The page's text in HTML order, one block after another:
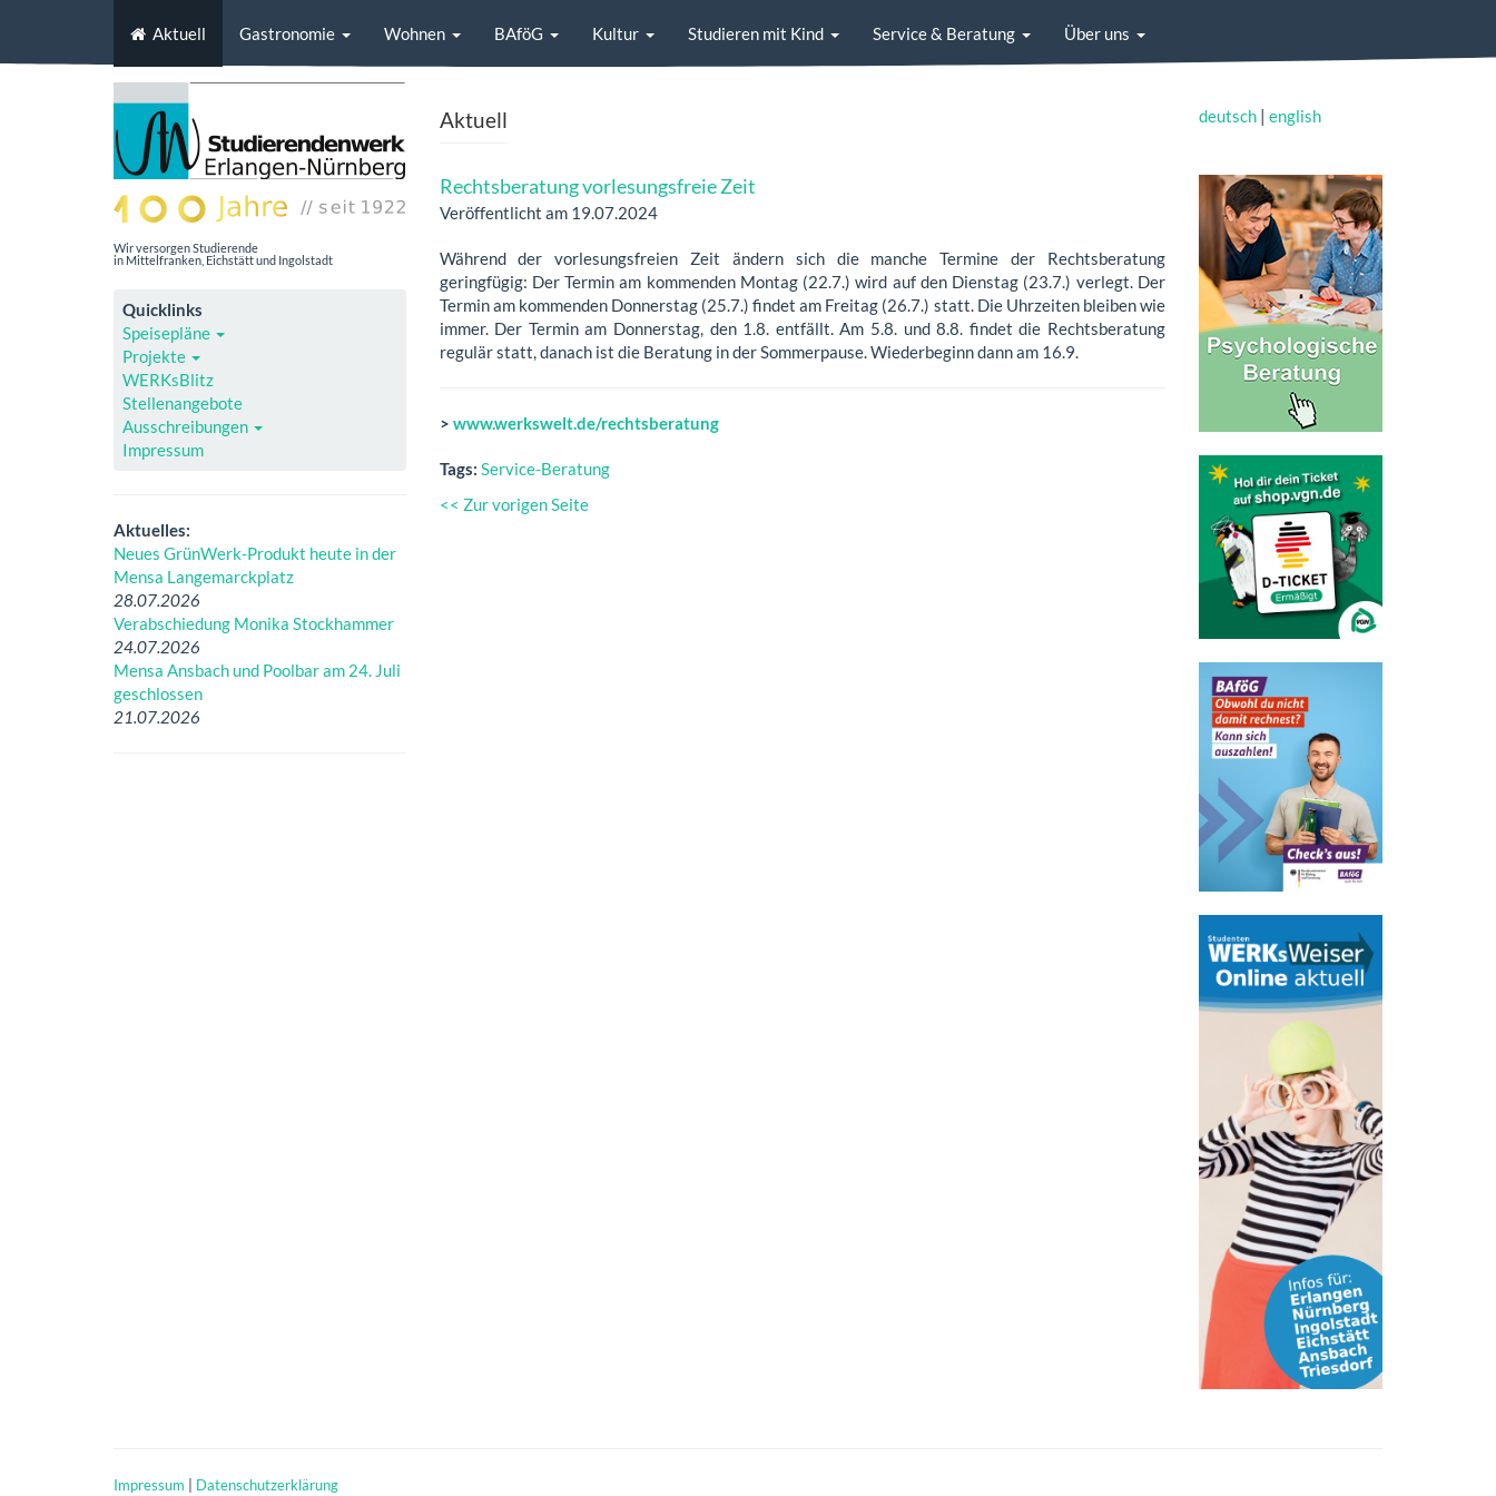
Aktuell Gastronomie Wohnen BAföG Kultur Studieren mit Kind Service & Beratung Über uns
Wir versorgen Studierende
in Mittelfranken, Eichstätt und Ingolstadt
Quicklinks
Speisepläne
Projekte
WERKsBlitz
Stellenangebote
Ausschreibungen
Impressum
Aktuelles:
Neues GrünWerk-Produkt heute in der
Mensa Langemarckplatz
28.07.2026
Verabschiedung Monika Stockhammer
24.07.2026
Mensa Ansbach und Poolbar am 24. Juli
geschlossen
21.07.2026
Aktuell
Rechtsberatung vorlesungsfreie Zeit
Veröffentlicht am 19.07.2024
Während der vorlesungsfreien Zeit ändern sich die manche Termine der Rechtsberatung
geringfügig: Der Termin am kommenden Montag (22.7.) wird auf den Dienstag (23.7.) verlegt. Der
Termin am kommenden Donnerstag (25.7.) findet am Freitag (26.7.) statt. Die Uhrzeiten bleiben wie
immer. Der Termin am Donnerstag, den 1.8. entfällt. Am 5.8. und 8.8. findet die Rechtsberatung
regulär statt, danach ist die Beratung in der Sommerpause. Wiederbeginn dann am 16.9.
> www.werkswelt.de/rechtsberatung
Tags: Service-Beratung
<< Zur vorigen Seite
deutsch | english
Impressum Datenschutzerklärung